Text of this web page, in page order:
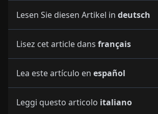
Lesen Sie diesen Artikel in deutsch
Lisez cet article dans français
Lea este artículo en español
Leggi questo articolo italiano